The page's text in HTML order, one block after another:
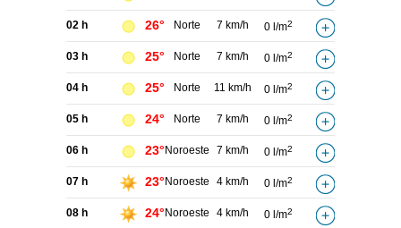
02 h 26° Norte 7 km/h 0 l/m2
03 h 25° Norte 7 km/h 0 l/m2
04 h 25° Norte 11 km/h 0 l/m2
05 h 24° Norte 7 km/h 0 l/m2
06 h 23° Noroeste 7 km/h 0 l/m2
07 h 23° Noroeste 4 km/h 0 l/m2
08 h 24° Noroeste 4 km/h 0 l/m2